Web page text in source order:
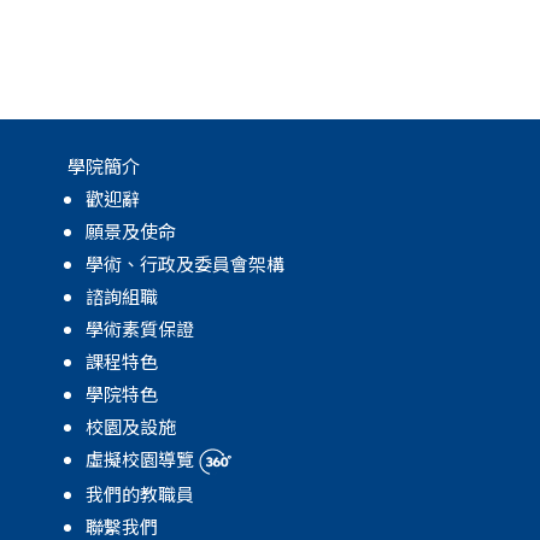
學院簡介
歡迎辭
願景及使命
學術、行政及委員會架構
諮詢組職
學術素質保證
課程特色
學院特色
校園及設施
虛擬校園導覽
我們的教職員
聯繫我們